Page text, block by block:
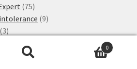
7575
produktů
99
33
cesty
0